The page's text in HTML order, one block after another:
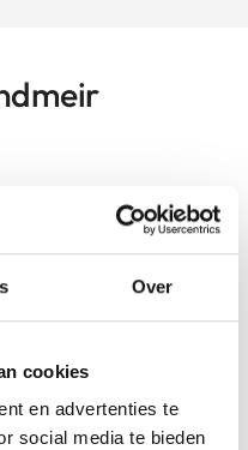
Over
cookies
en advertenties te
social media te bieden
openingstijden van deze